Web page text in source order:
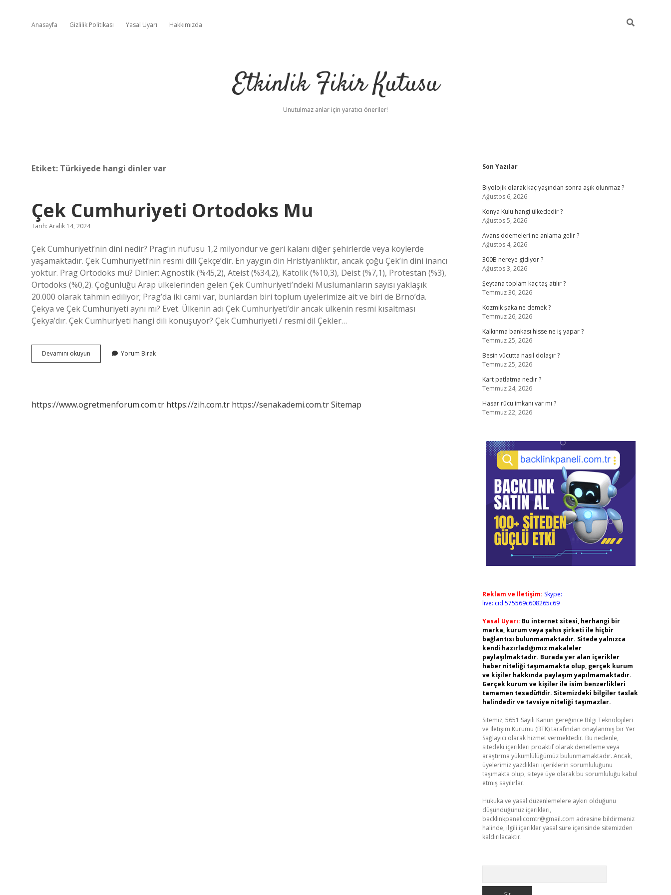
Anasayfa Gizlilik Politikası Yasal Uyarı Hakkımızda
Etkinlik Fikir Kutusu
Unutulmaz anlar için yaratıcı öneriler!
Etiket: Türkiyede hangi dinler var
Çek Cumhuriyeti Ortodoks Mu
Tarih: Aralık 14, 2024
Çek Cumhuriyeti’nin dini nedir? Prag’ın nüfusu 1,2 milyondur ve geri kalanı diğer şehirlerde veya köylerde
yaşamaktadır. Çek Cumhuriyeti’nin resmi dili Çekçe’dir. En yaygın din Hristiyanlıktır, ancak çoğu Çek’in dini inancı
yoktur. Prag Ortodoks mu? Dinler: Agnostik (%45,2), Ateist (%34,2), Katolik (%10,3), Deist (%7,1), Protestan (%3),
Ortodoks (%0,2). Çoğunluğu Arap ülkelerinden gelen Çek Cumhuriyeti’ndeki Müslümanların sayısı yaklaşık
20.000 olarak tahmin ediliyor; Prag’da iki cami var, bunlardan biri toplum üyelerimize ait ve biri de Brno’da.
Çekya ve Çek Cumhuriyeti aynı mı? Evet. Ülkenin adı Çek Cumhuriyeti’dir ancak ülkenin resmi kısaltması
Çekya’dır. Çek Cumhuriyeti hangi dili konuşuyor? Çek Cumhuriyeti / resmi dil Çekler…
Devamını okuyun
Cumhuriyeti
Yorum Bırak
https://www.ogretmenforum.com.tr https://zih.com.tr https://senakademi.com.trSitemap
Sidebar
Son Yazılar
Biyolojik olarak kaç yaşından sonra aşık olunmaz ?
Ağustos 6, 2026
Konya Kulu hangi ülkededir ?
Ağustos 5, 2026
Avans ödemeleri ne anlama gelir ?
Ağustos 4, 2026
300B nereye gidiyor ?
Ağustos 3, 2026
Şeytana toplam kaç taş atılır ?
Temmuz 30, 2026
Kozmik şaka ne demek ?
Temmuz 26, 2026
Kalkınma bankası hisse ne iş yapar ?
Temmuz 25, 2026
Besin vücutta nasıl dolaşır ?
Temmuz 25, 2026
Kart patlatma nedir ?
Temmuz 24, 2026
Hasar rücu imkanı var mı ?
Temmuz 22, 2026
Reklam ve İletişim: Skype:
live:.cid.575569c608265c69
Yasal Uyarı: Bu internet sitesi, herhangi bir
marka, kurum veya şahıs şirketi ile hiçbir
bağlantısı bulunmamaktadır. Sitede yalnızca
kendi hazırladığımız makaleler
paylaşılmaktadır. Burada yer alan içerikler
haber niteliği taşımamakta olup, gerçek kurum
ve kişiler hakkında paylaşım yapılmamaktadır.
Gerçek kurum ve kişiler ile isim benzerlikleri
tamamen tesadüfidir. Sitemizdeki bilgiler taslak
halindedir ve tavsiye niteliği taşımazlar.
Sitemiz, 5651 Sayılı Kanun gereğince Bilgi Teknolojileri
ve İletişim Kurumu (BTK) tarafından onaylanmış bir Yer
Sağlayıcı olarak hizmet vermektedir. Bu nedenle,
sitedeki içerikleri proaktif olarak denetleme veya
araştırma yükümlülüğümüz bulunmamaktadır. Ancak,
üyelerimiz yazdıkları içeriklerin sorumluluğunu
taşımakta olup, siteye üye olarak bu sorumluluğu kabul
etmiş sayılırlar.
Hukuka ve yasal düzenlemelere aykırı olduğunu
düşündüğünüz içerikleri,
backlinkpanelicomtr@gmail.com adresine bildirmeniz
halinde, ilgili içerikler yasal süre içerisinde sitemizden
kaldırılacaktır.